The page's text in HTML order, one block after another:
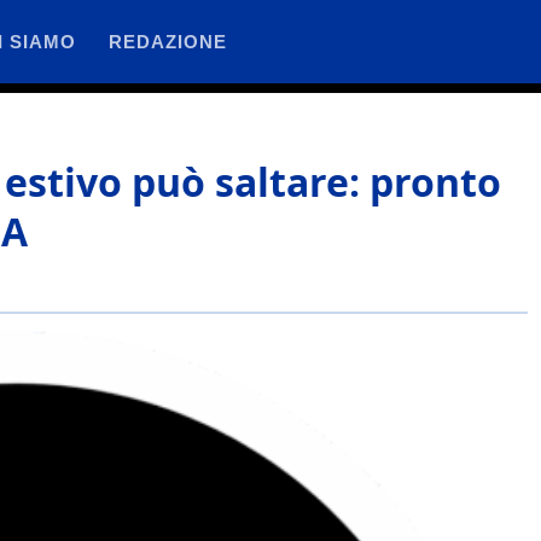
SIAMO REDAZIONE
può saltare: pronto